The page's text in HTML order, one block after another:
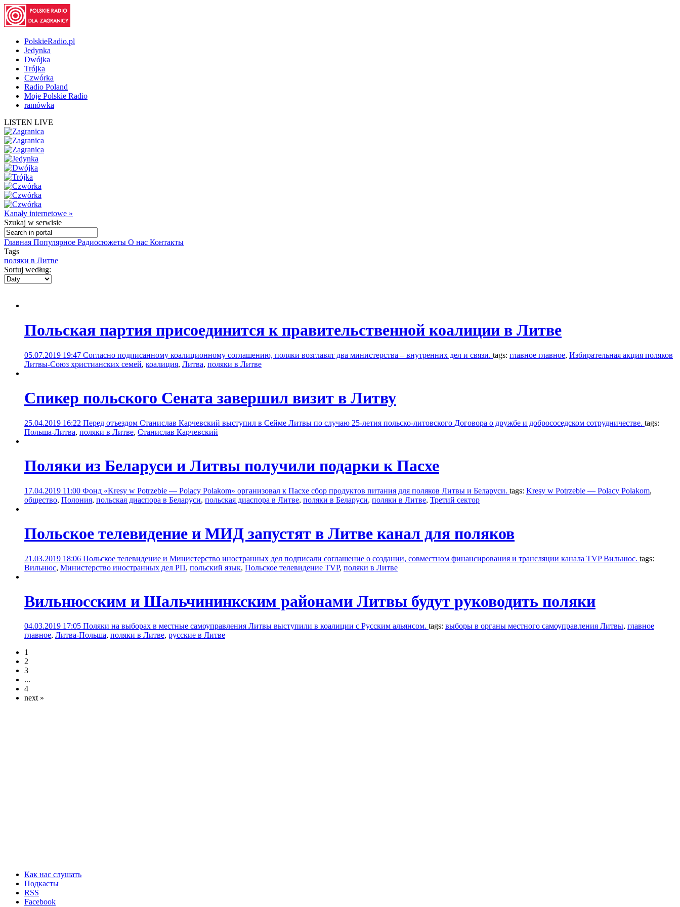
PolskieRadio.pl
Jedynka
Dwójka
Trójka
Czwórka
Radio Poland
Moje Polskie Radio
ramówka
LISTEN LIVE
Kanały internetowe »
Szukaj w serwisie
Главная Популярное Радиосюжеты О нас Контакты
Tags
поляки в Литве
Sortuj według:
Польская партия присоединится к правительственной коалиции в Литве
05.07.2019 19:47 Согласно подписанному коалиционному соглашению, поляки возглавят два министерства – внутренних дел и связи. tags: главное главное, Избирательная акция поляков
Литвы-Союз христианских семей, коалиция, Литва, поляки в Литве
Спикер польского Сената завершил визит в Литву
25.04.2019 16:22 Перед отъездом Станислав Карчевский выступил в Сейме Литвы по случаю 25-летия польско-литовского Договора о дружбе и добрососедском сотрудничестве. tags:
Польша-Литва, поляки в Литве, Станислав Карчевский
Поляки из Беларуси и Литвы получили подарки к Пасхе
17.04.2019 11:00 Фонд «Kresy w Potrzebie — Polacy Polakom» организовал к Пасхе сбор продуктов питания для поляков Литвы и Беларуси. tags: Kresy w Potrzebie — Polacy Polakom,
общество, Полония, польская диаспора в Беларуси, польская диаспора в Литве, поляки в Беларуси, поляки в Литве, Третий сектор
Польское телевидение и МИД запустят в Литве канал для поляков
21.03.2019 18:06 Польское телевидение и Министерство иностранных дел подписали соглашение о создании, совместном финансирования и трансляции канала TVP Вильнюс. tags:
Вильнюс, Министерство иностранных дел РП, польский язык, Польское телевидение TVP, поляки в Литве
Вильнюсским и Шальчининкским районами Литвы будут руководить поляки
04.03.2019 17:05 Поляки на выборах в местные самоуправления Литвы выступили в коалиции с Русским альянсом. tags: выборы в органы местного самоуправления Литвы, главное
главное, Литва-Польша, поляки в Литве, русские в Литве
1
2
3
...
4
next »
Как нас слушать
Подкасты
RSS
Facebook